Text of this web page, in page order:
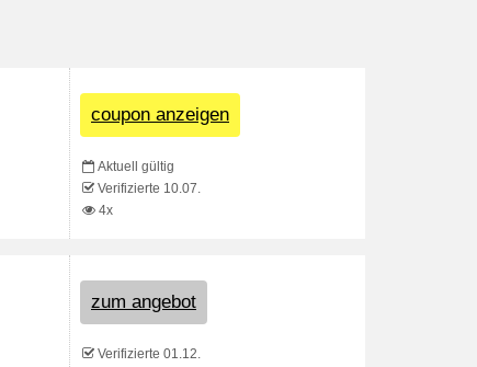
coupon anzeigen
Aktuell gültig
Verifizierte 10.07.
4x
zum angebot
Verifizierte 01.12.